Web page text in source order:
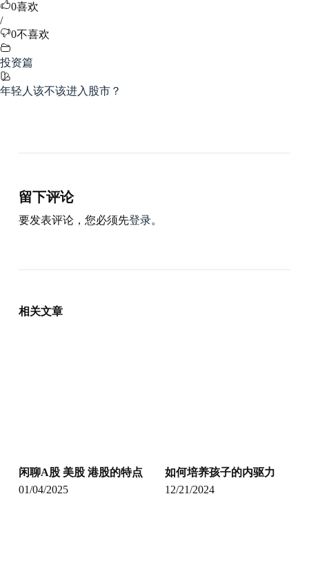
0喜欢
/
0不喜欢
投资篇
年轻人该不该进入股市？
留下评论
要发表评论，您必须先登录。
相关文章
闲聊A股 美股 港股的特点
01/04/2025
如何培养孩子的内驱力
12/21/2024